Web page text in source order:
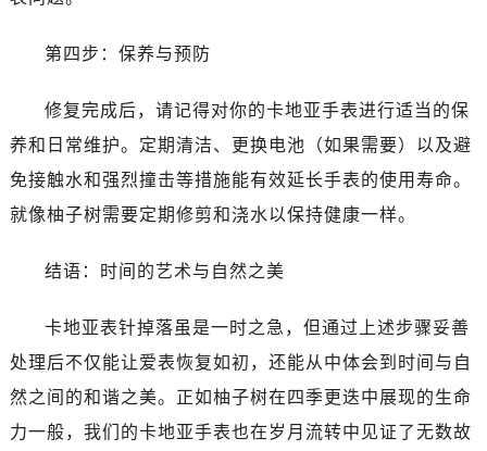
第四步：保养与预防
修复完成后，请记得对你的卡地亚手表进行适当的保
养和日常维护。定期清洁、更换电池（如果需要）以及避
免接触水和强烈撞击等措施能有效延长手表的使用寿命。
就像柚子树需要定期修剪和浇水以保持健康一样。
结语：时间的艺术与自然之美
卡地亚表针掉落虽是一时之急，但通过上述步骤妥善
处理后不仅能让爱表恢复如初，还能从中体会到时间与自
然之间的和谐之美。正如柚子树在四季更迭中展现的生命
力一般，我们的卡地亚手表也在岁月流转中见证了无数故